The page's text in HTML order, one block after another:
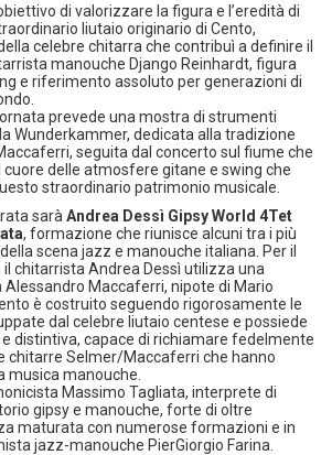
di valorizzare la figura e l’eredità di
liutaio originario di Cento,
celebre chitarra che contribuì a definire il
manouche Django Reinhardt, figura
e riferimento assoluto per generazioni di
prevede una mostra di strumenti
Wunderkammer, dedicata alla tradizione
seguita dal concerto sul fiume che
cuore delle atmosfere gitane e swing che
straordinario patrimonio musicale.
saràAndrea Dessì Gipsy World 4Tet
, formazione che riunisce alcuni tra i più
scena jazz e manouche italiana. Per il
il chitarrista Andrea Dessì utilizza una
Maccaferri, nipote di Mario
è costruito seguendo rigorosamente le
dal celebre liutaio centese e possiede
distintiva, capace di richiamare fedelmente
chitarre Selmer/Maccaferri che hanno
musica manouche.
Massimo Tagliata, interprete di
gipsy e manouche, forte di oltre
maturata con numerose formazioni e in
jazz-manouche PierGiorgio Farina.